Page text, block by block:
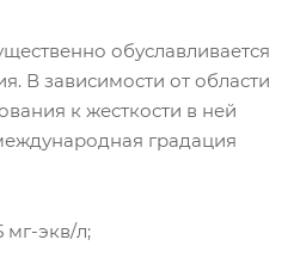
обуславливается
В зависимости от области
к жесткости в ней
градация
мг-экв/л;